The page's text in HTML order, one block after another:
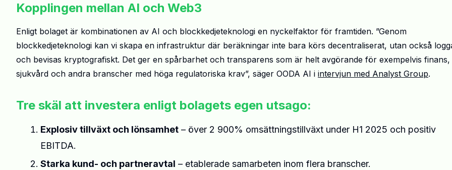
Kopplingen mellan AI och Web3
Enligt bolaget är kombinationen av AI och blockkedjeteknologi en nyckelfaktor för framtiden. ”Genom
blockkedjeteknologi kan vi skapa en infrastruktur där beräkningar inte bara körs decentraliserat, utan också
och bevisas kryptografiskt. Det ger en spårbarhet och transparens som är helt avgörande för exempelvis finans,
sjukvård och andra branscher med höga regulatoriska krav”, säger OODA AI i intervjun med Analyst Group.
Tre skäl att investera enligt bolagets egen utsago:
Explosiv tillväxt och lönsamhet – över 2 900% omsättningstillväxt under H1 2025 och positiv
EBITDA.
Starka kund- och partneravtal – etablerade samarbeten inom flera branscher.